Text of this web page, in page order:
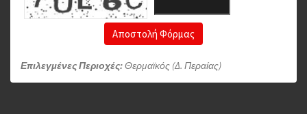
Αποστολή Φόρμας
Επιλεγμένες Περιοχές:Θερμαϊκός (Δ. Περαίας)